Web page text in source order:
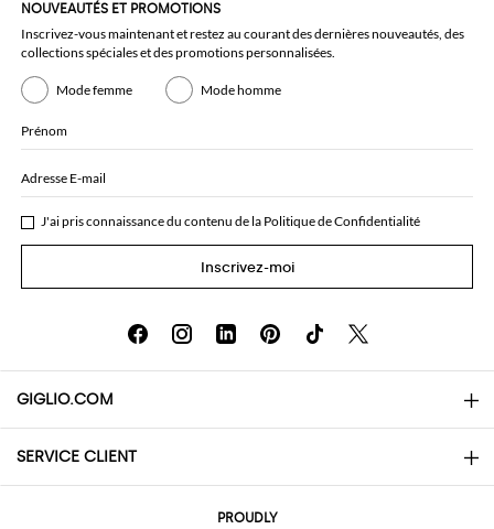
NOUVEAUTÉS ET PROMOTIONS
Inscrivez-vous maintenant et restez au courant des dernières nouveautés, des
collections spéciales et des promotions personnalisées.
Mode femme Mode homme
Prénom
Adresse E-mail
J'ai pris connaissance du contenu de la Politique de Confidentialité
Inscrivez-moi
GIGLIO.COM
About
SERVICE CLIENT
PROUDLY